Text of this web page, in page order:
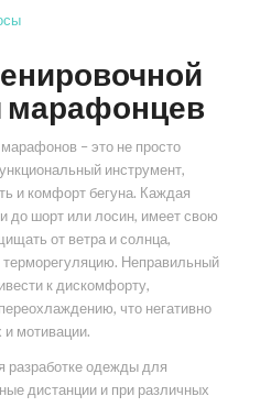
– это не просто
инструмент,
и комфорт бегуна. Каждая
до шорт или лосин, имеет свою
от ветра и солнца,
Неправильный
к дискомфорту,
что негативно
и мотивации.
разработке одежды для
дистанции и при различных